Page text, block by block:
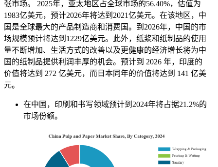
张市场。 2025年，亚太地区占全球市场的56.40%，估值为
1983亿美元，预计2026年将达到2021亿美元。在该地区，中
国是全球最大的产品制造商和消费国。到2026年，中国的市
场规模预计将达到1229亿美元。此外，纸浆和纸制品的使用
量不断增加、生活方式的改善以及更健康的经济增长将为中
国的纸制品提供利润丰厚的机会。预计到 2026 年，印度的
价值将达到 272 亿美元，而日本同年的价值将达到 141 亿美
元。
在中国，印刷和书写领域预计到2024年将占据21.2%的
市场份额。